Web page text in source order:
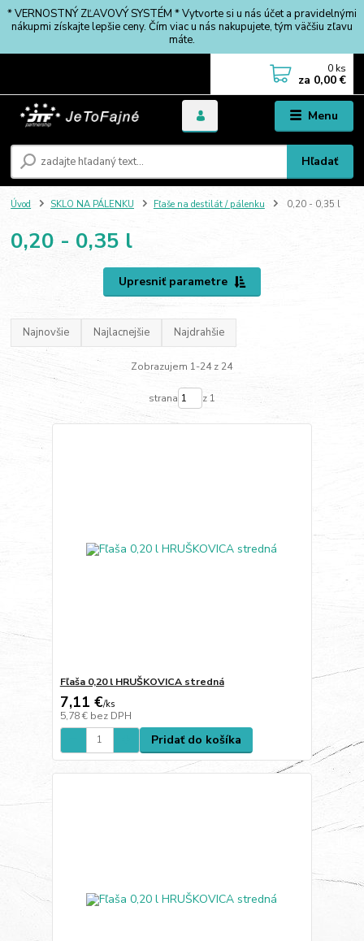
* VERNOSTNÝ ZĽAVOVÝ SYSTÉM * Vytvorte si u nás účet a pravidelnými
nákupmi získajte lepšie ceny. Čím viac u nás nakupujete, tým väčšiu zľavu
máte.
Menu
Hľadať
0 ks
za 0,00 €
Úvod SKLO NA PÁLENKU Fľaše na destilát / pálenku 0,20 - 0,35 l
0,20 - 0,35 l
Upresniť parametre
Najnovšie Najlacnejšie Najdrahšie
Zobrazujem 1-24 z 24
strana z 1
Fľaša 0,20 l HRUŠKOVICA stredná
7,11 €/ks
5,78 € bez DPH
Pridať do košíka